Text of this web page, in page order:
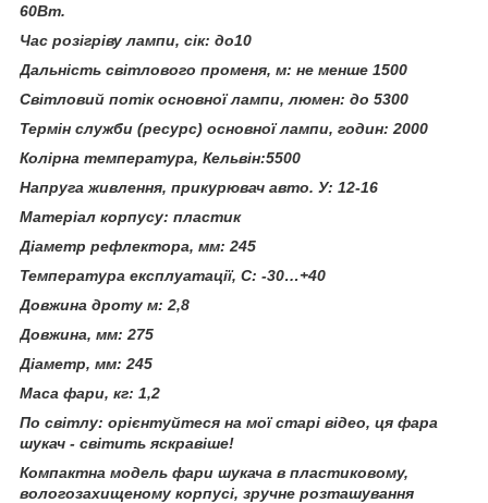
60Вт.
Час розігріву лампи, сік: до10
Дальність світлового променя, м: не менше 1500
Світловий потік основної лампи, люмен: до 5300
Термін служби (ресурс) основної лампи, годин: 2000
Колірна температура, Кельвін:5500
Напруга живлення, прикурювач авто. У: 12-16
Матеріал корпусу: пластик
Діаметр рефлектора, мм: 245
Температура експлуатації, С: -30…+40
Довжина дроту м: 2,8
Довжина, мм: 275
Діаметр, мм: 245
Маса фари, кг: 1,2
По світлу: орієнтуйтеся на мої старі відео, ця фара
шукач - світить яскравіше!
Компактна модель фари шукача в пластиковому,
вологозахищеному корпусі, зручне розташування